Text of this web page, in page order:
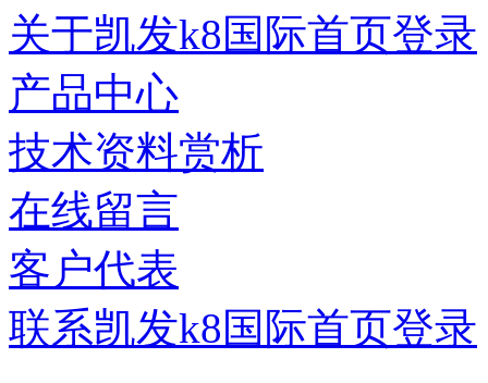
关于凯发k8国际首页登录
产品中心
技术资料赏析
在线留言
客户代表
联系凯发k8国际首页登录